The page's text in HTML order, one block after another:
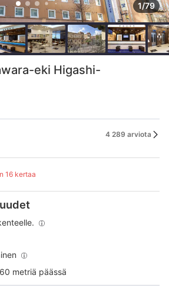
1/79
eki Higashi-
4 289 arviota
16 kertaa
metriä päässä